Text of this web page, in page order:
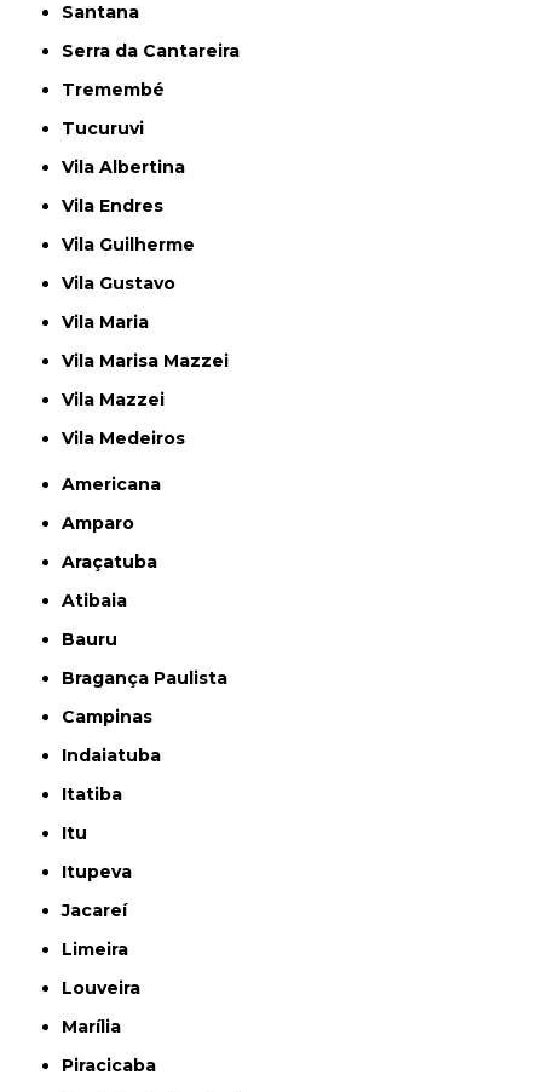
Santana
Serra da Cantareira
Tremembé
Tucuruvi
Vila Albertina
Vila Endres
Vila Guilherme
Vila Gustavo
Vila Maria
Vila Marisa Mazzei
Vila Mazzei
Vila Medeiros
Americana
Amparo
Araçatuba
Atibaia
Bauru
Bragança Paulista
Campinas
Indaiatuba
Itatiba
Itu
Itupeva
Jacareí
Limeira
Louveira
Marília
Piracicaba